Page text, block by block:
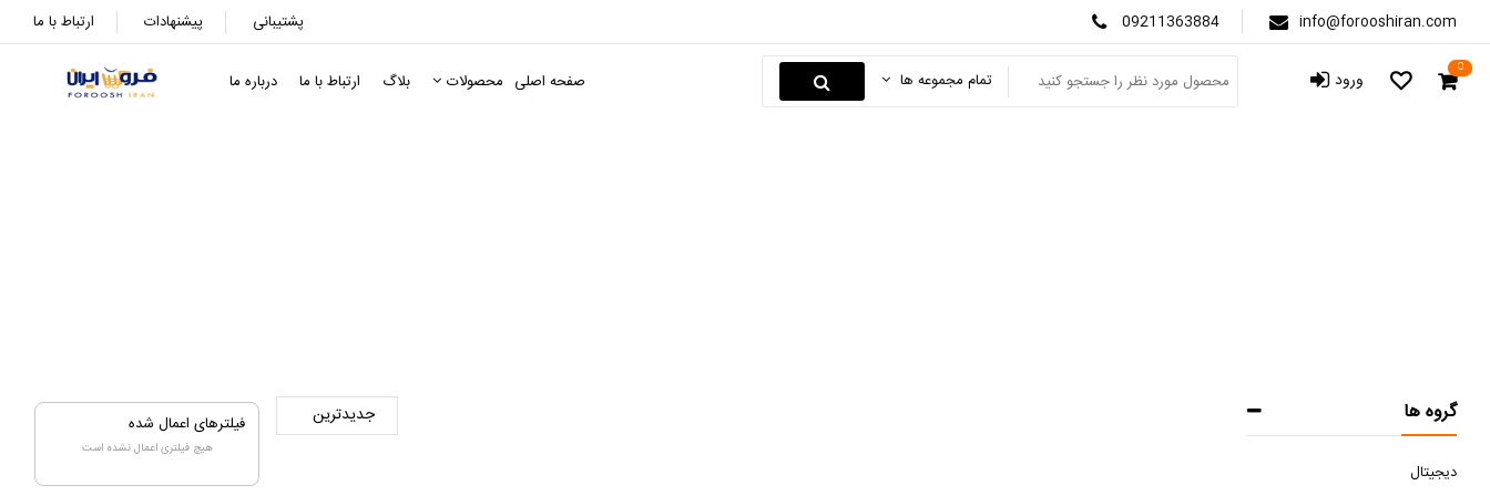
ارتباط با ما پیشنهادات پشتیبانی 09211363884 info@forooshiran.com
صفحه اصلی محصولات بلاگ ارتباط با ما درباره ما تمام مجموعه ها ورود 0
فیلترهای اعمال شده
هیچ فیلتری اعمال نشده است
گروه ها
دیجیتال